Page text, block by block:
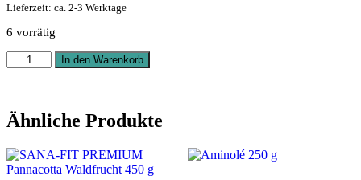
Lieferzeit: ca. 2-3 Werktage
6 vorrätig
SANA-
FIT
450
g
In den Warenkorb
Ähnliche Produkte